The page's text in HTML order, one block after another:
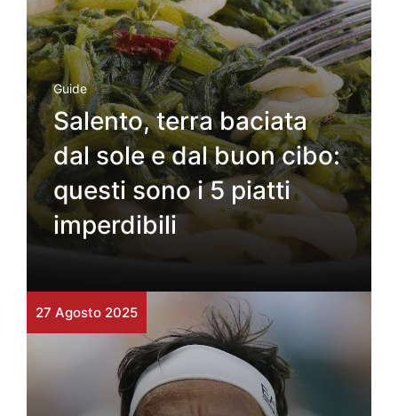
Guide
Salento, terra baciata
dal sole e dal buon cibo:
questi sono i 5 piatti
imperdibili
27 Agosto 2025